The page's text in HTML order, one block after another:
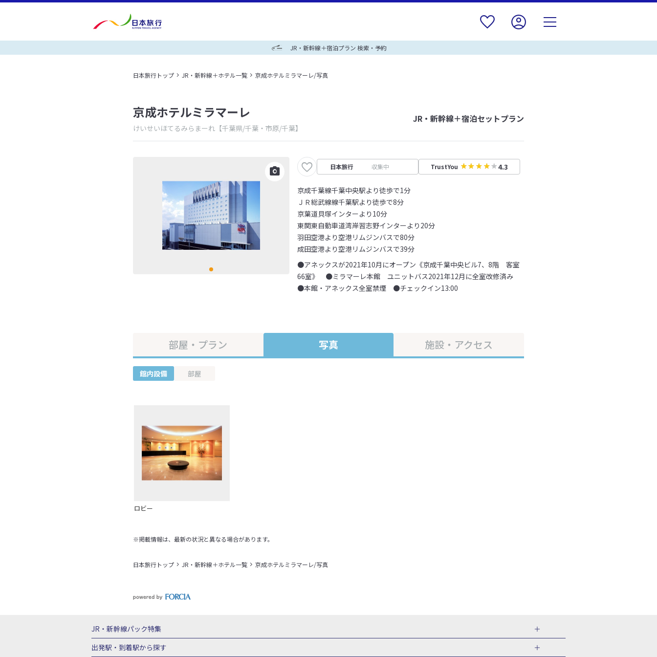
JR・新幹線＋宿泊プラン 検索・予約
日本旅行トップ JR・新幹線＋ホテル一覧 京成ホテルミラマーレ/写真
京成ホテルミラマーレ
けいせいほてるみらまーれ 【千葉県/千葉・市原/千葉】
JR・新幹線＋宿泊セットプラン
日本旅行 収集中 TrustYou 4.3
京成千葉線千葉中央駅より徒歩で1分
ＪＲ総武線線千葉駅より徒歩で8分
京葉道貝塚インターより10分
東関東自動車道湾岸習志野インターより20分
羽田空港より空港リムジンバスで80分
成田空港より空港リムジンバスで39分
●アネックスが2021年10月にオープン《京成千葉中央ビル7、8階 客室
66室》 ●ミラマーレ本館 ユニットバス2021年12月に全室改修済み
●本館・アネックス全室禁煙 ●チェックイン13:00
部屋・プラン 写真 施設・アクセス
館内設備 部屋
ロビー
※掲載情報は、最新の状況と異なる場合があります。
日本旅行トップ JR・新幹線＋ホテル一覧 京成ホテルミラマーレ/写真
JR・新幹線パック特集
JR・新幹線＋ホテルパック
出発駅・到着駅から探す